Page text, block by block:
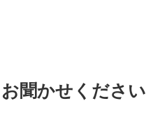
聞かせください